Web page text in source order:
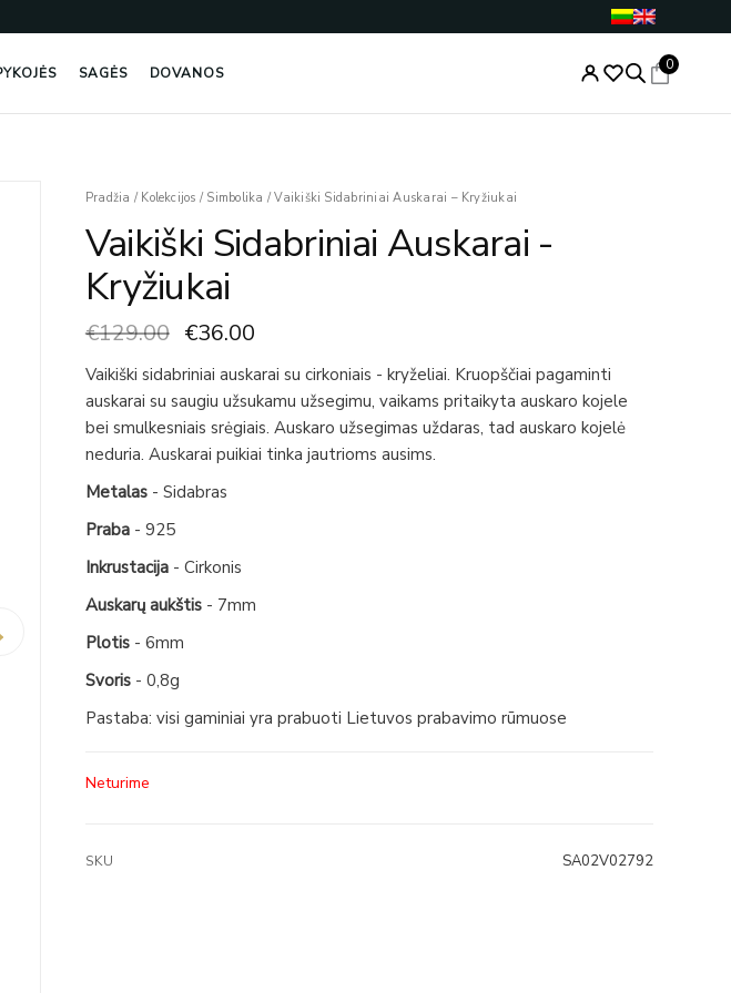
SAGĖS DOVANOS 0
Pradžia / Kolekcijos / Simbolika /Vaikiški Sidabriniai Auskarai – Kryžiukai
Vaikiški Sidabriniai Auskarai -
Kryžiukai
€129.00
Original
was:
€129.00.
€36.00
Current
is:
Vaikiški sidabriniai auskarai su cirkoniais - kryželiai. Kruopščiai pagaminti
auskarai su saugiu užsukamu užsegimu, vaikams pritaikyta auskaro kojele
bei smulkesniais srėgiais. Auskaro užsegimas uždaras, tad auskaro kojelė
neduria. Auskarai puikiai tinka jautrioms ausims.
Metalas- Sidabras
Praba- 925
Inkrustacija- Cirkonis
Auskarų aukštis- 7mm
Plotis- 6mm
Svoris- 0,8g
Pastaba: visi gaminiai yra prabuoti Lietuvos prabavimo rūmuose
Neturime
SKU SA02V02792